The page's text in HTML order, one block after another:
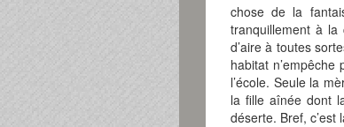
chose de la
tranquillement à la
d’aire à toutes
habitat
l’école. Seule la
la fille aînée dont
déserte. Bref, c’est